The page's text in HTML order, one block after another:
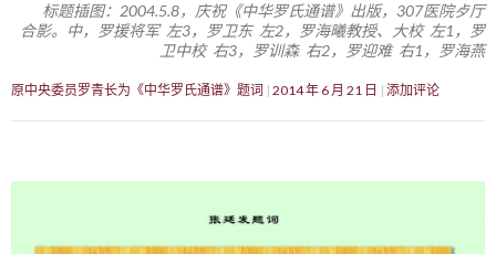
标题插图：2004.5.8，庆祝《中华罗氏通谱》出版，307医院歺厅
合影。中，罗援将军 左3，罗卫东 左2，罗海曦教授、大校 左1，罗
卫中校 右3，罗训森 右2，罗迎难 右1，罗海燕
原中央委员罗青长为《中华罗氏通谱》题词 2014 年 6 月 21 日 添加评论